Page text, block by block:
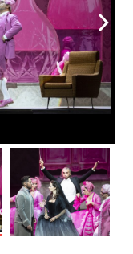
arrow_forward_ios